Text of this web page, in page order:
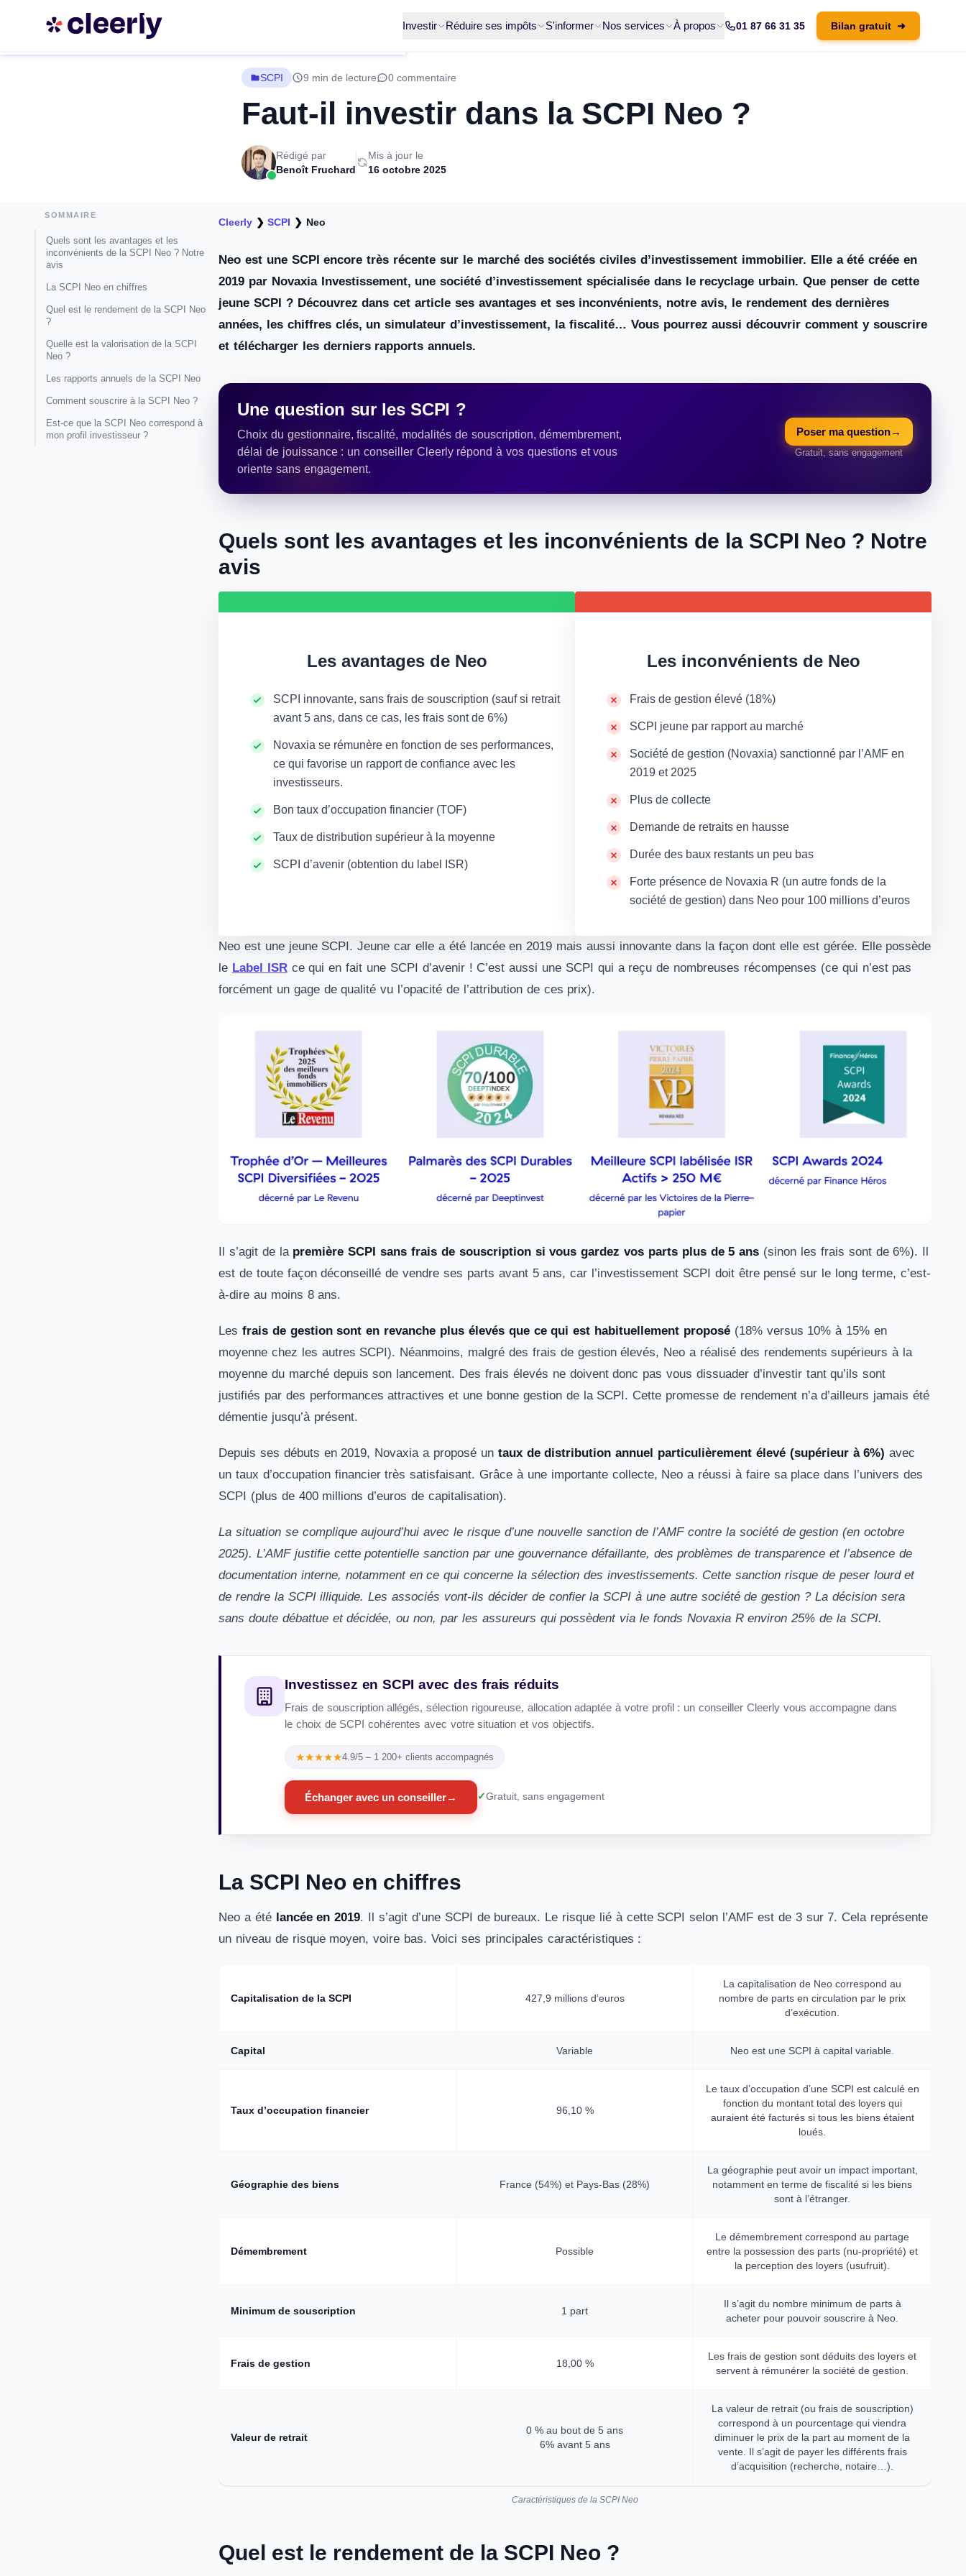
Investir Réduire ses impôts S'informer Nos services À propos 01 87 66 31 35 Bilan gratuit ➜
SCPI 9 min de lecture 0 commentaire
Faut-il investir dans la SCPI Neo ?
Rédigé par
Benoît Fruchard
Mis à jour le
16 octobre 2025
SOMMAIRE
Quels sont les avantages et les
inconvénients de la SCPI Neo ? Notre
avis
La SCPI Neo en chiffres
Quel est le rendement de la SCPI Neo
?
Quelle est la valorisation de la SCPI
Neo ?
Les rapports annuels de la SCPI Neo
Comment souscrire à la SCPI Neo ?
Est-ce que la SCPI Neo correspond à
mon profil investisseur ?
Cleerly ❯SCPI ❯ Neo
Neo est une SCPI encore très récente sur le marché des sociétés civiles d’investissement immobilier. Elle a été créée en
2019 par Novaxia Investissement, une société d’investissement spécialisée dans le recyclage urbain. Que penser de cette
jeune SCPI ? Découvrez dans cet article ses avantages et ses inconvénients, notre avis, le rendement des dernières
années, les chiffres clés, un simulateur d’investissement, la fiscalité… Vous pourrez aussi découvrir comment y souscrire
et télécharger les derniers rapports annuels.
Une question sur les SCPI ?
Choix du gestionnaire, fiscalité, modalités de souscription, démembrement,
délai de jouissance : un conseiller Cleerly répond à vos questions et vous
oriente sans engagement.
Poser ma question→
Gratuit, sans engagement
Quels sont les avantages et les inconvénients de la SCPI Neo ? Notre
avis
Les avantages de Neo
SCPI innovante, sans frais de souscription (sauf si retrait
avant 5 ans, dans ce cas, les frais sont de 6%)
Novaxia se rémunère en fonction de ses performances,
ce qui favorise un rapport de confiance avec les
investisseurs.
Bon taux d’occupation financier (TOF)
Taux de distribution supérieur à la moyenne
SCPI d’avenir (obtention du label ISR)
Les inconvénients de Neo
Frais de gestion élevé (18%)
SCPI jeune par rapport au marché
Société de gestion (Novaxia) sanctionné par l’AMF en
2019 et 2025
Plus de collecte
Demande de retraits en hausse
Durée des baux restants un peu bas
Forte présence de Novaxia R (un autre fonds de la
société de gestion) dans Neo pour 100 millions d’euros
Neo est une jeune SCPI. Jeune car elle a été lancée en 2019 mais aussi innovante dans la façon dont elle est gérée. Elle possède
le Label ISR ce qui en fait une SCPI d’avenir ! C’est aussi une SCPI qui a reçu de nombreuses récompenses (ce qui n’est pas
forcément un gage de qualité vu l’opacité de l’attribution de ces prix).
Il s’agit de la première SCPI sans frais de souscription si vous gardez vos parts plus de 5 ans (sinon les frais sont de 6%). Il
est de toute façon déconseillé de vendre ses parts avant 5 ans, car l’investissement SCPI doit être pensé sur le long terme, c’est-
à-dire au moins 8 ans.
Les frais de gestion sont en revanche plus élevés que ce qui est habituellement proposé(18% versus 10% à 15% en
moyenne chez les autres SCPI). Néanmoins, malgré des frais de gestion élevés, Neo a réalisé des rendements supérieurs à la
moyenne du marché depuis son lancement. Des frais élevés ne doivent donc pas vous dissuader d’investir tant qu’ils sont
justifiés par des performances attractives et une bonne gestion de la SCPI. Cette promesse de rendement n’a d’ailleurs jamais été
démentie jusqu’à présent.
Depuis ses débuts en 2019, Novaxia a proposé un taux de distribution annuel particulièrement élevé (supérieur à 6%) avec
un taux d’occupation financier très satisfaisant. Grâce à une importante collecte, Neo a réussi à faire sa place dans l’univers des
SCPI (plus de 400 millions d’euros de capitalisation).
La situation se complique aujourd’hui avec le risque d’une nouvelle sanction de l’AMF contre la société de gestion (en octobre
2025). L’AMF justifie cette potentielle sanction par une gouvernance défaillante, des problèmes de transparence et l’absence de
documentation interne, notamment en ce qui concerne la sélection des investissements. Cette sanction risque de peser lourd et
de rendre la SCPI illiquide. Les associés vont-ils décider de confier la SCPI à une autre société de gestion ? La décision sera
sans doute débattue et décidée, ou non, par les assureurs qui possèdent via le fonds Novaxia R environ 25% de la SCPI.
Investissez en SCPI avec des frais réduits
Frais de souscription allégés, sélection rigoureuse, allocation adaptée à votre profil : un conseiller Cleerly vous accompagne dans
le choix de SCPI cohérentes avec votre situation et vos objectifs.
★★★★★4.9/5 – 1 200+ clients accompagnés
Échanger avec un conseiller→ Gratuit, sans engagement
La SCPI Neo en chiffres
Neo a été lancée en 2019. Il s’agit d’une SCPI de bureaux. Le risque lié à cette SCPI selon l’AMF est de 3 sur 7. Cela représente
un niveau de risque moyen, voire bas. Voici ses principales caractéristiques :
Capitalisation de la SCPI 427,9 millions d’euros
La capitalisation de Neo correspond au
nombre de parts en circulation par le prix
d’exécution.
Capital Variable Neo est une SCPI à capital variable.
Taux d’occupation financier 96,10 %
Le taux d’occupation d’une SCPI est calculé en
fonction du montant total des loyers qui
auraient été facturés si tous les biens étaient
loués.
Géographie des biens France (54%) et Pays-Bas (28%)
La géographie peut avoir un impact important,
notamment en terme de fiscalité si les biens
sont à l’étranger.
Démembrement Possible
Le démembrement correspond au partage
entre la possession des parts (nu-propriété) et
la perception des loyers (usufruit).
Minimum de souscription 1 part
Il s’agit du nombre minimum de parts à
acheter pour pouvoir souscrire à Neo.
Frais de gestion 18,00 %
Les frais de gestion sont déduits des loyers et
servent à rémunérer la société de gestion.
Valeur de retrait
0 % au bout de 5 ans
6% avant 5 ans
La valeur de retrait (ou frais de souscription)
correspond à un pourcentage qui viendra
diminuer le prix de la part au moment de la
vente. Il s’agit de payer les différents frais
d’acquisition (recherche, notaire…).
Caractéristiques de la SCPI Neo
Quel est le rendement de la SCPI Neo ?